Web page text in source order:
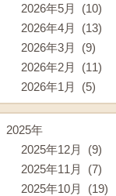
2026年5月 (10)
2026年4月 (13)
2026年3月 (9)
2026年2月 (11)
2026年1月 (5)
2025年
2025年12月 (9)
2025年11月 (7)
2025年10月 (19)